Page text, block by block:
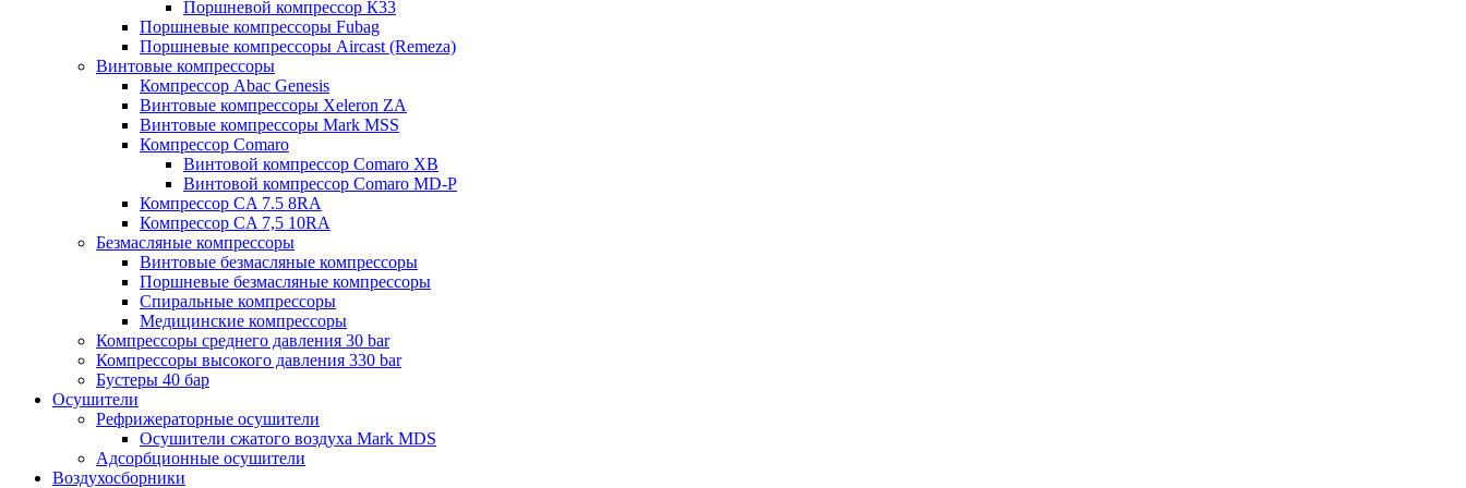
Поршневой компрессор К33
Поршневые компрессоры Fubag
Поршневые компрессоры Aircast (Remeza)
Винтовые компрессоры
Компрессор Abac Genesis
Винтовые компрессоры Xeleron ZA
Винтовые компрессоры Mark MSS
Компрессор Comaro
Винтовой компрессор Comaro XB
Винтовой компрессор Comaro MD-P
Компрессор CA 7.5 8RA
Компрессор CA 7,5 10RA
Безмасляные компрессоры
Винтовые безмасляные компрессоры
Поршневые безмасляные компрессоры
Спиральные компрессоры
Медицинские компрессоры
Компрессоры среднего давления 30 bar
Компрессоры высокого давления 330 bar
Бустеры 40 бар
Осушители
Рефрижераторные осушители
Осушители сжатого воздуха Mark MDS
Адсорбционные осушители
Воздухосборники